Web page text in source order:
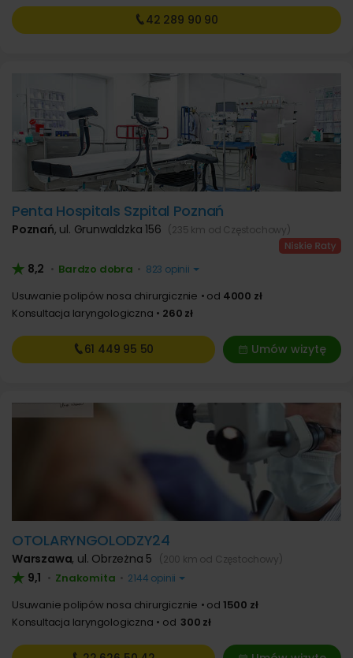
42 289 90 90
Penta Hospitals Szpital Poznań
Poznań, ul. Grunwaldzka 156 (235 km od Częstochowy)
8,2 • Bardzo dobra • 823 opinii
Usuwanie polipów nosa chirurgicznie od 4000 zł
Konsultacja laryngologiczna
260 zł
Umów wizytę
61 449 95 50
OTOLARYNGOLODZY24
Warszawa, ul. Obrzeżna 5 (200 km od Częstochowy)
9,1 • Znakomita • 2144 opinii
Usuwanie polipów nosa chirurgicznie od 1500 zł
Konsultacja laryngologiczna
od 300 zł